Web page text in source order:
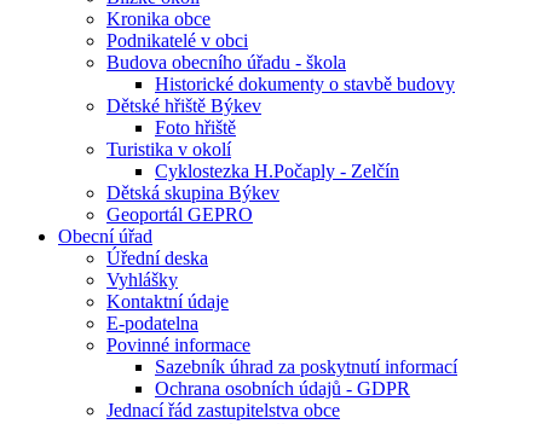
Kronika obce
Podnikatelé v obci
Budova obecního úřadu - škola
Historické dokumenty o stavbě budovy
Dětské hřiště Býkev
Foto hřiště
Turistika v okolí
Cyklostezka H.Počaply - Zelčín
Dětská skupina Býkev
Geoportál GEPRO
Obecní úřad
Úřední deska
Vyhlášky
Kontaktní údaje
E-podatelna
Povinné informace
Sazebník úhrad za poskytnutí informací
Ochrana osobních údajů - GDPR
Jednací řád zastupitelstva obce